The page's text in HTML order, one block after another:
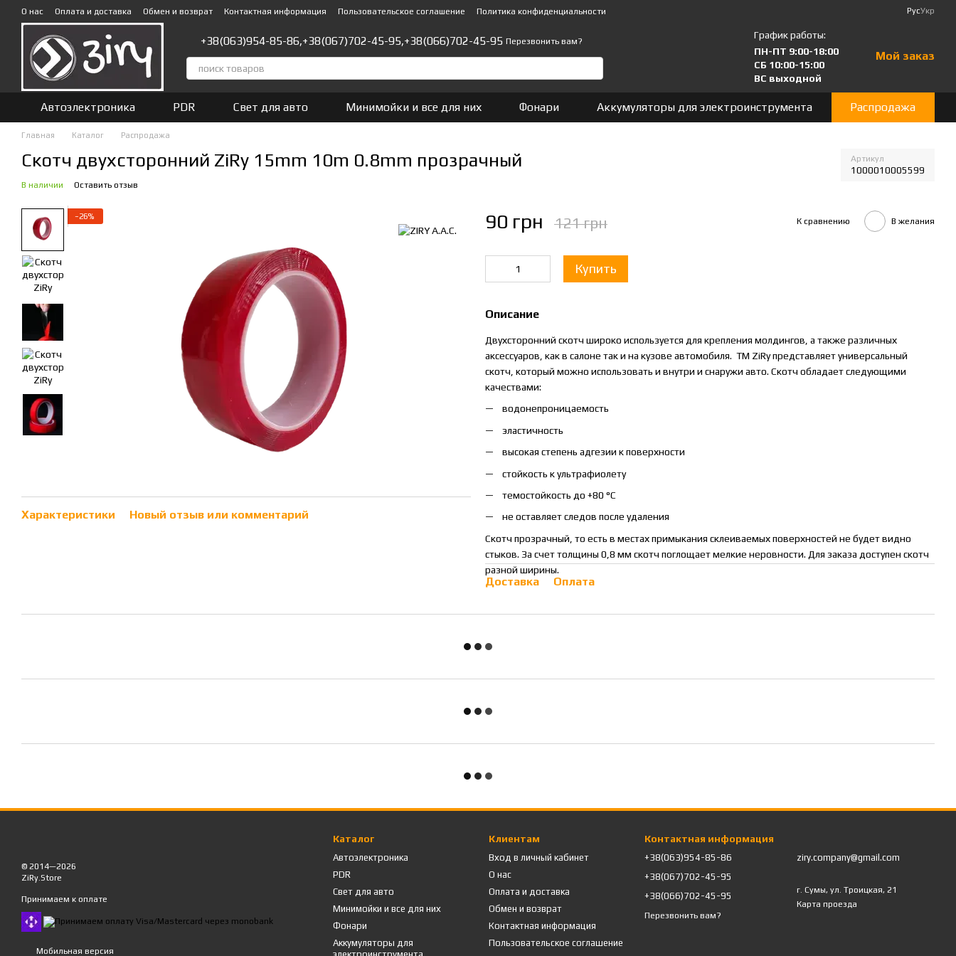
Перейти к основному контенту
О нас Оплата и доставка Обмен и возврат Контактная информация Пользовательское соглашение Политика конфиденциальности РусУкр
+38(063)954-85-86,+38(067)702-45-95,+38(066)702-45-95 Перезвонить вам?
График работы:
ПН-ПТ 9:00-18:00
СБ 10:00-15:00
ВС выходной
Мой заказ
Автоэлектроника PDR Свет для авто Минимойки и все для них Фонари Аккумуляторы для электроинструмента Распродажа
Главная Каталог Распродажа
Скотч двухсторонний ZiRy 15mm 10m 0.8mm прозрачный Артикул
1000010005599
В наличии Оставить отзыв
−26%
Характеристики Новый отзыв или комментарий
90 грн 121 грн К сравнению В желания
Купить
Описание
Двухсторонний скотч широко используется для крепления молдингов, а также различных
аксессуаров, как в салоне так и на кузове автомобиля. ТМ ZiRy представляет универсальный
скотч, который можно использовать и внутри и снаружи авто. Скотч обладает следующими
качествами:
водонепроницаемость
эластичность
высокая степень адгезии к поверхности
стойкость к ультрафиолету
темостойкость до +80 °C
не оставляет следов после удаления
Скотч прозрачный, то есть в местах примыкания склеиваемых поверхностей не будет видно
стыков. За счет толщины 0,8 мм скотч поглощает мелкие неровности. Для заказа доступен скотч
разной ширины.
Доставка Оплата
© 2014—2026
ZiRy.Store
Принимаем к оплате
Мобильная версия
Каталог
Автоэлектроника
PDR
Свет для авто
Минимойки и все для них
Фонари
Аккумуляторы для
Клиентам
Вход в личный кабинет
О нас
Оплата и доставка
Обмен и возврат
Контактная информация
Пользовательское соглашение
Контактная информация
+38(063)954-85-86
+38(067)702-45-95
+38(066)702-45-95
Перезвонить вам?
ziry.company@gmail.com
г. Сумы, ул. Троицкая, 21
Карта проезда